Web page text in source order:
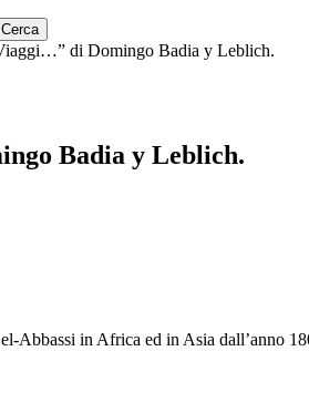
di Domingo Badia y Leblich.
Badia y Leblich.
Abbassi in Africa ed in Asia dall’anno